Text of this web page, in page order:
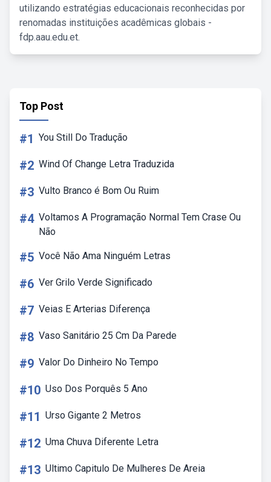
utilizando estratégias educacionais reconhecidas por
renomadas instituições acadêmicas globais -
fdp.aau.edu.et.
Top Post
#1 You Still Do Tradução
#2 Wind Of Change Letra Traduzida
#3 Vulto Branco é Bom Ou Ruim
#4 Voltamos A Programação Normal Tem Crase Ou
Não
#5 Você Não Ama Ninguém Letras
#6 Ver Grilo Verde Significado
#7 Veias E Arterias Diferença
#8 Vaso Sanitário 25 Cm Da Parede
#9 Valor Do Dinheiro No Tempo
#10 Uso Dos Porquês 5 Ano
#11 Urso Gigante 2 Metros
#12 Uma Chuva Diferente Letra
#13 Ultimo Capitulo De Mulheres De Areia